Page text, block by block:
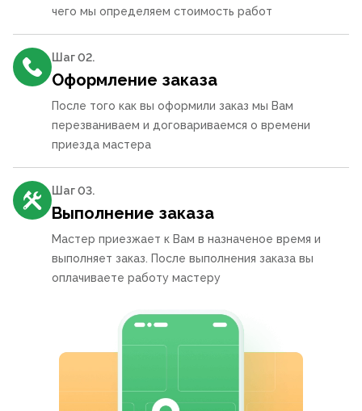
чего мы определяем стоимость работ
Шаг 02.
Оформление заказа
После того как вы оформили заказ мы Вам
перезваниваем и договариваемся о времени
приезда мастера
Шаг 03.
Выполнение заказа
Мастер приезжает к Вам в назначеное время и
выполняет заказ. После выполнения заказа вы
оплачиваете работу мастеру